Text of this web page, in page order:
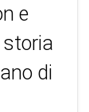
e
storia
di